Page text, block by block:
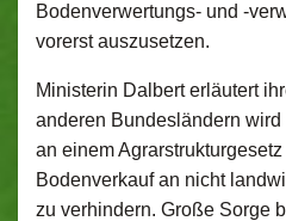
Bodenverwertungs- und -
vorerst auszusetzen.
Ministerin Dalbert erläutert
anderen Bundesländern
an einem
Bodenverkauf an nicht
zu verhindern. Große Sorge